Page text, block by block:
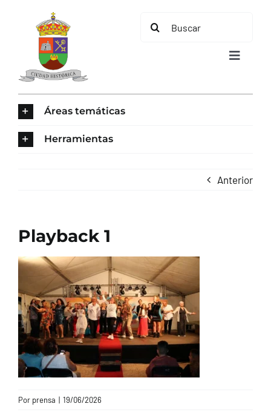
contenido
Buscar:
Toggle
TURISMO
CONTACTO
Áreas temáticas
Herramientas
Anterior
Playback 1
Por prensa | 19/06/2026